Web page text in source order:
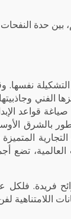
حدة النفحات
على تميزها
قواعد
العطور بالشرق
تضع
فريدة. فلكل
اللامتناهية